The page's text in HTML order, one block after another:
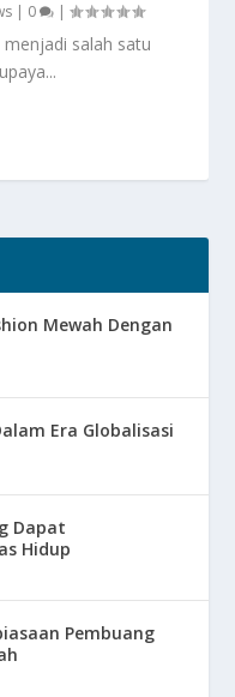
| 0 |
salah satu
Mewah Dengan
Era Globalisasi
Dapat
Hidup
Pembuang